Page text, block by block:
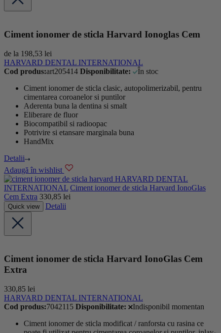
Ciment ionomer de sticla Harvard Ionoglas Cem
de la 198,53 lei
HARVARD DENTAL INTERNATIONAL
Cod produs:art205414 Disponibilitate:
În stoc
Ciment ionomer de sticla clasic, autopolimerizabil, pentru
cimentarea coroanelor si puntilor
Aderenta buna la dentina si smalt
Eliberare de fluor
Biocompatibil si radioopac
Potrivire si etansare marginala buna
HandMix
Detalii
Adaugă în wishlist
HARVARD DENTAL
INTERNATIONAL Ciment ionomer de sticla Harvard IonoGlas
Cem Extra 330,85 lei
Quick view Detalii
Ciment ionomer de sticla Harvard IonoGlas Cem
Extra
330,85 lei
HARVARD DENTAL INTERNATIONAL
Cod produs:7042115 Disponibilitate:
Indisponibil momentan
Ciment ionomer de sticla modificat / ranforsta cu rasina ce